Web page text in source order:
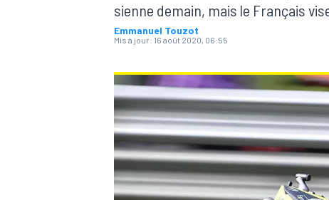
WRC
sienne demain, mais le Français
Emmanuel Touzot
Mis à jour: 16 août 2020, 06:55